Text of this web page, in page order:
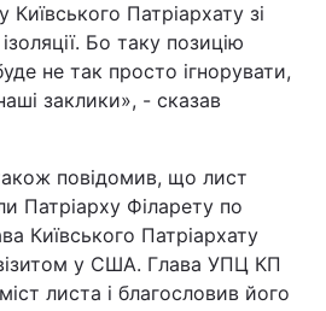
Патріархату зі
Бо таку позицію
не так просто ігнорувати,
заклики», - сказав
повідомив, що лист
Патріарху Філарету по
Київського Патріархату
у США. Глава УПЦ КП
листа і благословив його